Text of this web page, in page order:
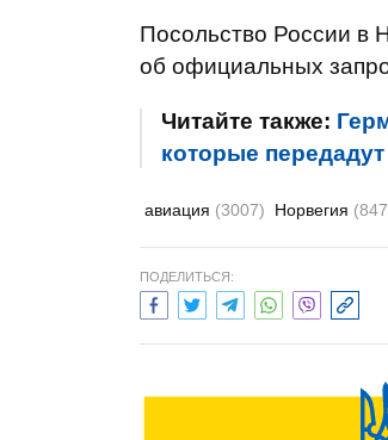
Посольство России в
об официальных
Читайте также:
которые
авиация (3007) Норвегия
ПОДЕЛИТЬСЯ: